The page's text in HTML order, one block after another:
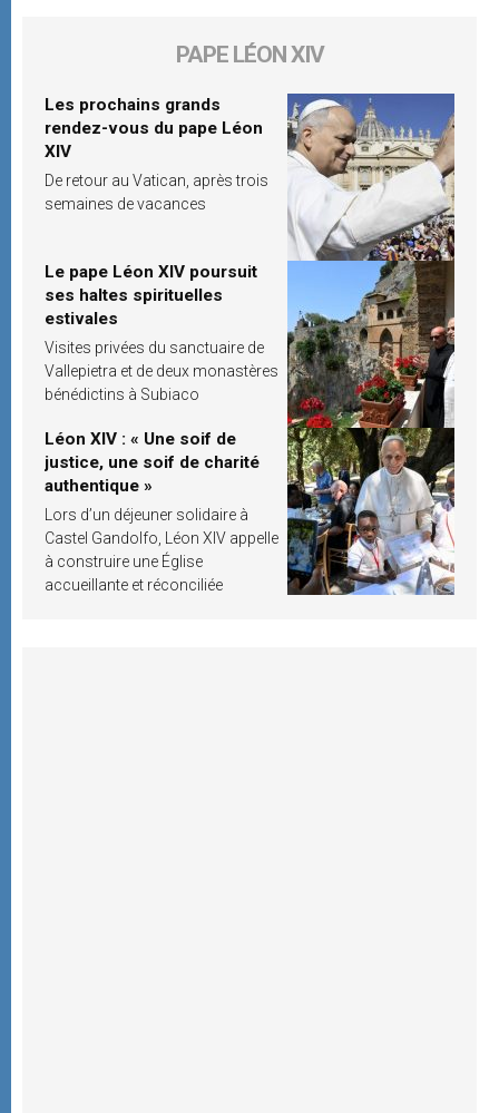
PAPE LÉON XIV
Les prochains grands
rendez-vous du pape Léon
XIV
De retour au Vatican, après trois
semaines de vacances
Le pape Léon XIV poursuit
ses haltes spirituelles
estivales
Visites privées du sanctuaire de
Vallepietra et de deux monastères
bénédictins à Subiaco
Léon XIV : « Une soif de
justice, une soif de charité
authentique »
Lors d’un déjeuner solidaire à
Castel Gandolfo, Léon XIV appelle
à construire une Église
accueillante et réconciliée